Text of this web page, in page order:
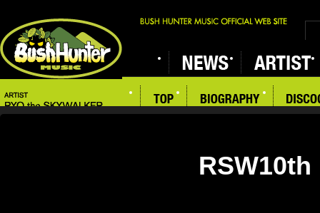
RSW10th